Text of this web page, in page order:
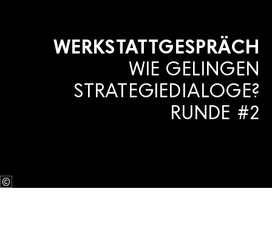
WERKSTATTGESPRÄCH
WIE GELINGEN
STRATEGIEDIALOGE?
RUNDE #2